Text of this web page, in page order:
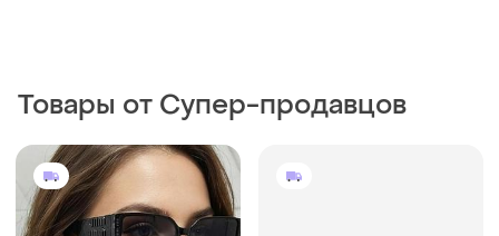
Товары от Супер-продавцов